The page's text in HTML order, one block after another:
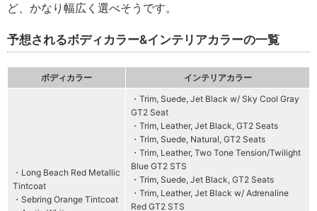
ど、かなり幅広く選べそうです。
予想されるボディカラー&インテリアカラーの一覧
ボディカラー インテリアカラー
・Long Beach Red Metallic
Tintcoat
・Sebring Orange Tintcoat
・Trim, Suede, Jet Black w/ Sky Cool Gray
GT2 Seat
・Trim, Leather, Jet Black, GT2 Seats
・Trim, Suede, Natural, GT2 Seats
・Trim, Leather, Two Tone Tension/Twilight
Blue GT2 STS
・Trim, Suede, Jet Black, GT2 Seats
・Trim, Leather, Jet Black w/ Adrenaline
Red GT2 STS